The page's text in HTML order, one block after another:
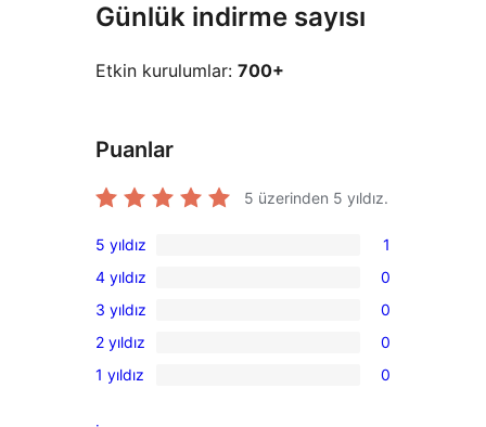
Günlük indirme sayısı
Etkin kurulumlar: 700+
Puanlar
5 üzerinden 5 yıldız.
1
5
yıldızlı
inceleme
5 yıldız 1
0
4
yıldızlı
inceleme
4 yıldız 0
0
3
yıldızlı
3 yıldız 0
0
2
2 yıldız 0
0
1 yıldız 0